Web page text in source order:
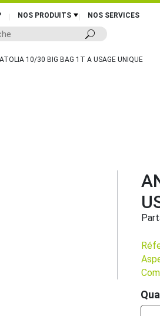
NOS PRODUITS NOS SERVICES
10/30 BIG BAG 1T A USAGE UNIQUE